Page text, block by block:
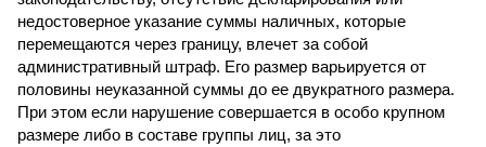
недостоверное указание суммы наличных, которые
перемещаются через границу, влечет за собой
административный штраф. Его размер варьируется от
половины неуказанной суммы до ее двукратного размера.
При этом если нарушение совершается в особо крупном
размере либо в составе группы лиц, за это